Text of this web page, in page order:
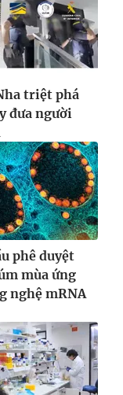
triệt phá
đưa người
phê duyệt
mùa ứng
nghệ mRNA